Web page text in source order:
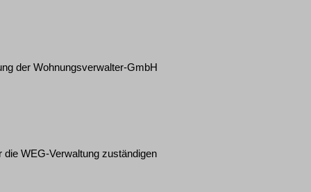
der Wohnungsverwalter-GmbH
WEG-Verwaltung zuständigen